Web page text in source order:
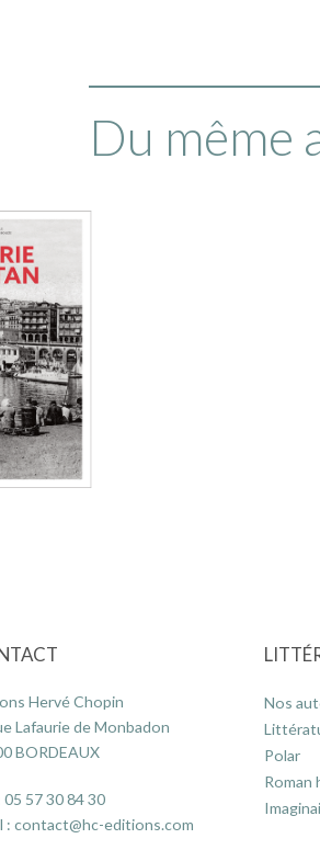
Du même
Hervé Chopin
Lafaurie de Monbadon
BORDEAUX
05 57 30 84 30
: contact@hc-editions.com
Nos
Polar
Roman